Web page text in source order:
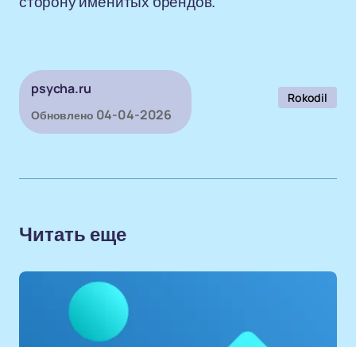
psycha.ru
Обновлено 04-04-2026
Rokodil
Читать еще